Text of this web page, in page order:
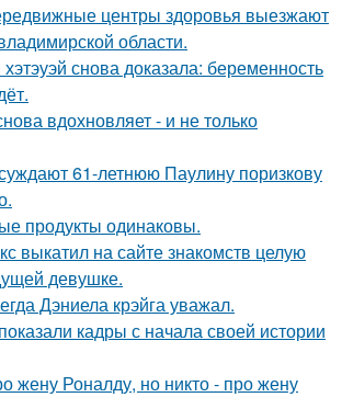
центры здоровья выезжают
области.
снова доказала: беременность
вдохновляет - и не только
61-летнюю Паулину поризкову
продукты одинаковы.
выкатил на сайте знакомств целую
девушке.
Дэниела крэйга уважал.
кадры с начала своей истории
жену Роналду, но никто - про жену